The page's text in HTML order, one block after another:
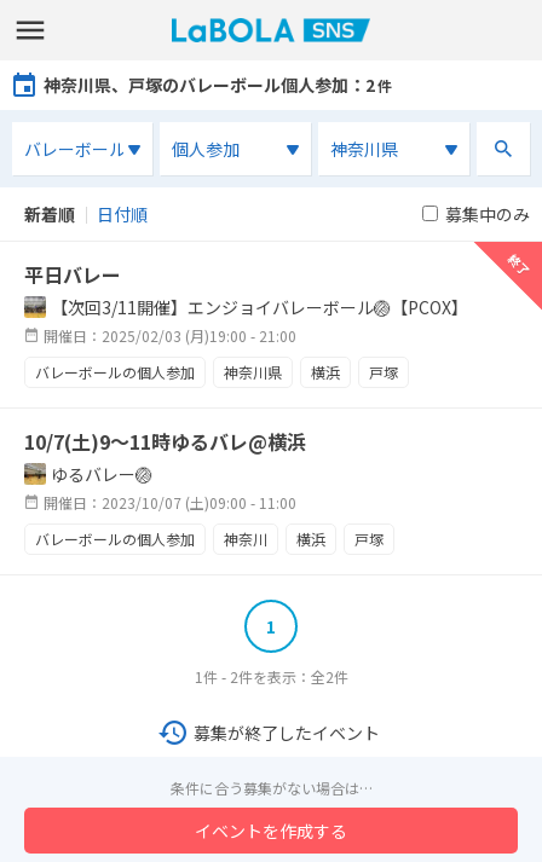
神奈川県、戸塚のバレーボール個人参加 ：2件
新着順 ｜ 日付順 募集中のみ
平日バレー
【次回3/11開催】エンジョイバレーボール🏐【PCOX】
開催日：2025/02/03 (月)19:00 - 21:00
終了
バレーボールの個人参加 神奈川県 横浜
戸塚
10/7(土)9〜11時ゆるバレ@横浜
ゆるバレー🏐
開催日：2023/10/07 (土)09:00 - 11:00
終了
バレーボールの個人参加 神奈川 横浜
戸塚
1
1件 - 2件を表示：全2件
募集が終了したイベント
条件に合う募集がない場合は…
イベントを作成する